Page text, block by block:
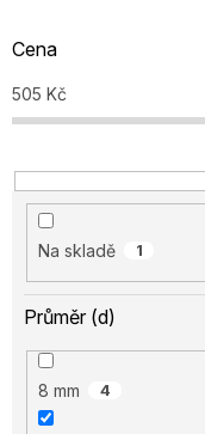
d
k
t
Cena
505 Kč
Na skladě 1
Průměr (d)
8 mm 4